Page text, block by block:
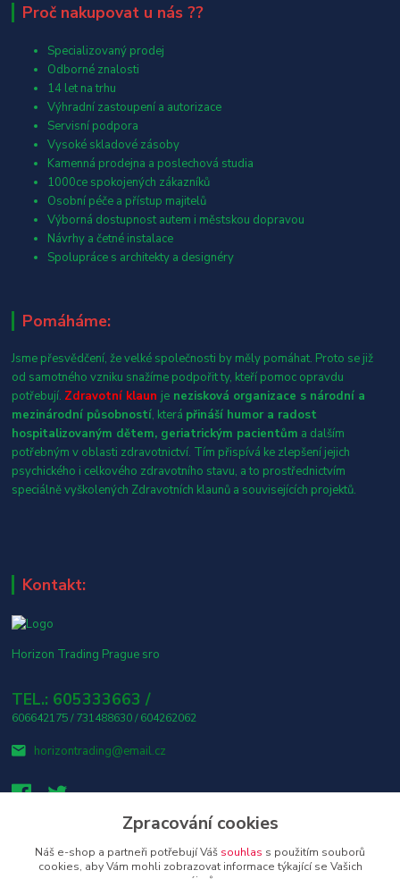
Proč nakupovat u nás ??
Specializovaný prodej
Odborné znalosti
14 let na trhu
Výhradní zastoupení a autorizace
Servisní podpora
Vysoké skladové zásoby
Kamenná prodejna a poslechová studia
1000ce spokojených zákazníků
Osobní péče a přístup majitelů
Výborná dostupnost autem i městskou dopravou
Návrhy a četné instalace
Spolupráce s architekty a designéry
Pomáháme:
Jsme přesvědčení, že velké společnosti by měly pomáhat. Proto se již
od samotného vzniku snažíme podpořit ty, kteří pomoc opravdu
potřebují. Zdravotní klaun je nezisková organizace s národní a
mezinárodní působností, která přináší humor a radost
hospitalizovaným dětem, geriatrickým pacientům a dalším
potřebným v oblasti zdravotnictví. Tím přispívá ke zlepšení jejich
psychického i celkového zdravotního stavu, a to prostřednictvím
speciálně vyškolených Zdravotních klaunů a souvisejících projektů.
Kontakt:
Horizon Trading Prague sro
TEL.: 605333663 /
606642175 / 731488630 / 604262062
horizontrading@email.cz
👤 Osobní odběr s platbou v hotovosti ZDARMA! 🎶
Zpracování cookies
Náš e-shop a partneři potřebují Váš souhlas s použitím souborů
cookies, aby Vám mohli zobrazovat informace týkající se Vašich